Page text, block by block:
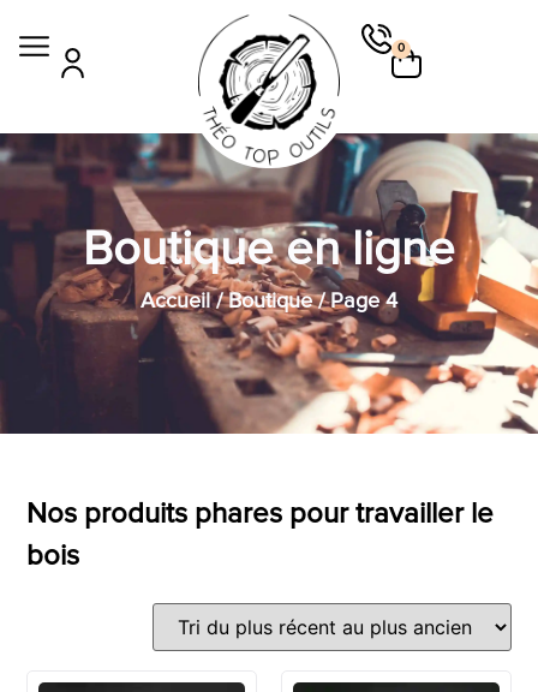
0
Boutique en ligne
Accueil/Boutique/ Page 4
Nos produits phares pour travailler le
bois